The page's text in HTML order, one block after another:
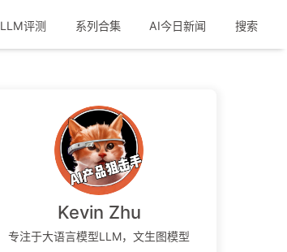
LLM评测 系列合集 AI今日新闻 搜索
Kevin Zhu
专注于大语言模型LLM，文生图模型